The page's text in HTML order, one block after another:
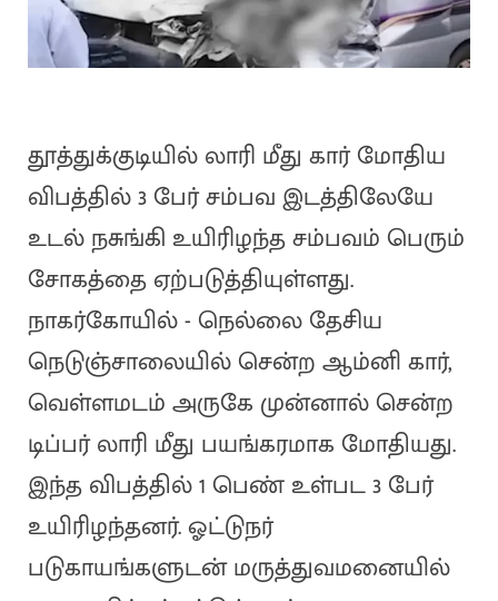
தூத்துக்குடியில் லாரி மீது கார் மோதிய
விபத்தில் 3 பேர் சம்பவ இடத்திலேயே
உடல் நசுங்கி உயிரிழந்த சம்பவம் பெரும்
சோகத்தை ஏற்படுத்தியுள்ளது.
நாகர்கோயில் - நெல்லை தேசிய
நெடுஞ்சாலையில் சென்ற ஆம்னி கார்,
வெள்ளமடம் அருகே முன்னால் சென்ற
டிப்பர் லாரி மீது பயங்கரமாக மோதியது.
இந்த விபத்தில் 1 பெண் உள்பட 3 பேர்
உயிரிழந்தனர். ஓட்டுநர்
படுகாயங்களுடன் மருத்துவமனையில்